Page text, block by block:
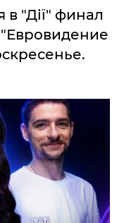
в "Дії" финал